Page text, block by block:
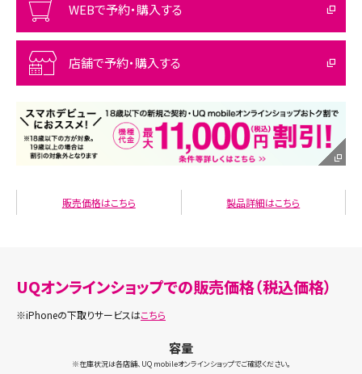
WEBで予約・購入する
店舗で予約・購入する
販売価格はこちら 製品詳細はこちら
UQオンラインショップでの販売価格（税込価格）
※iPhoneの下取りサービスはこちら
容量
※在庫状況は各店舗、UQ mobileオンラインショップでご確認ください。